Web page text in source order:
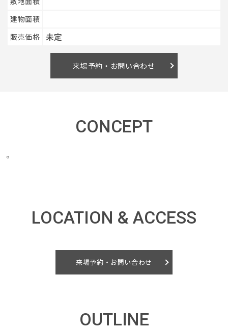
建物面積
販売価格 未定
来場予約・お問い合わせ
CONCEPT
。
LOCATION & ACCESS
来場予約・お問い合わせ
OUTLINE